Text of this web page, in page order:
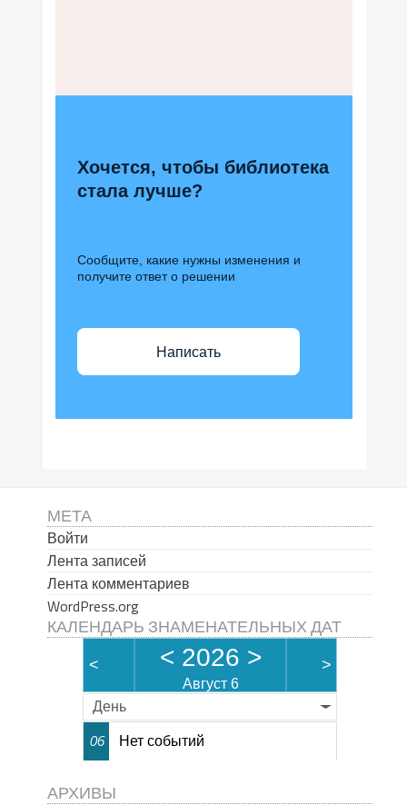
Хочется, чтобы библиотека
стала лучше?
Сообщите, какие нужны изменения и
получите ответ о решении
Написать
МЕТА
Войти
Лента записей
Лента комментариев
WordPress.org
КАЛЕНДАРЬ ЗНАМЕНАТЕЛЬНЫХ ДАТ
< < 2026 >
Август 6
>
День
06 Нет событий
АРХИВЫ